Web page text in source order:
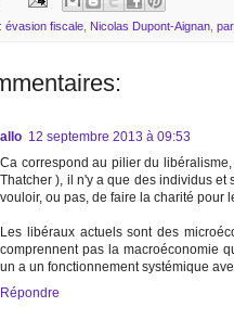
évasion fiscale Nicolas Dupont-Aignan
allo 12 septembre 2013 à 09:53
Ca correspond au pilier du
Thatcher ), il n'y a que des individus
vouloir, ou pas, de faire la charité pour
Les libéraux actuels sont des
comprennent pas la macroéconomie
un a un fonctionnement systémique
Répondre